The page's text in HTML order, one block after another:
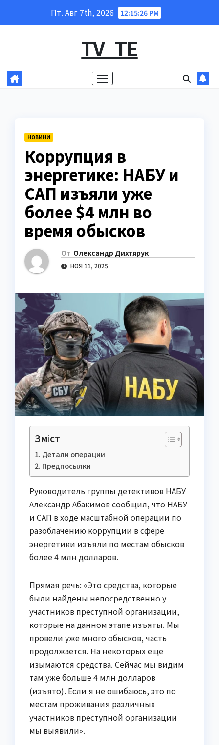
Пт. Авг 7th, 2026 12:15:28 PM
TV_TE
НОВИНИ
Коррупция в
энергетике: НАБУ и
САП изъяли уже
более $4 млн во
время обысков
От Олександр Дихтярук
НОЯ 11, 2025
Зміст
Детали операции
Предпосылки
Руководитель группы детективов НАБУ
Александр Абакимов сообщил, что НАБУ
и САП в ходе масштабной операции по
разоблачению коррупции в сфере
энергетики изъяли по местам обысков
более 4 млн долларов.
Прямая речь: «Это средства, которые
были найдены непосредственно у
участников преступной организации,
которые на данном этапе изъяты. Мы
провели уже много обысков, часть
продолжается. На некоторых еще
изымаются средства. Сейчас мы видим
там уже больше 4 млн долларов
(изъято). Если я не ошибаюсь, это по
местам проживания различных
участников преступной организации
мы выявили».